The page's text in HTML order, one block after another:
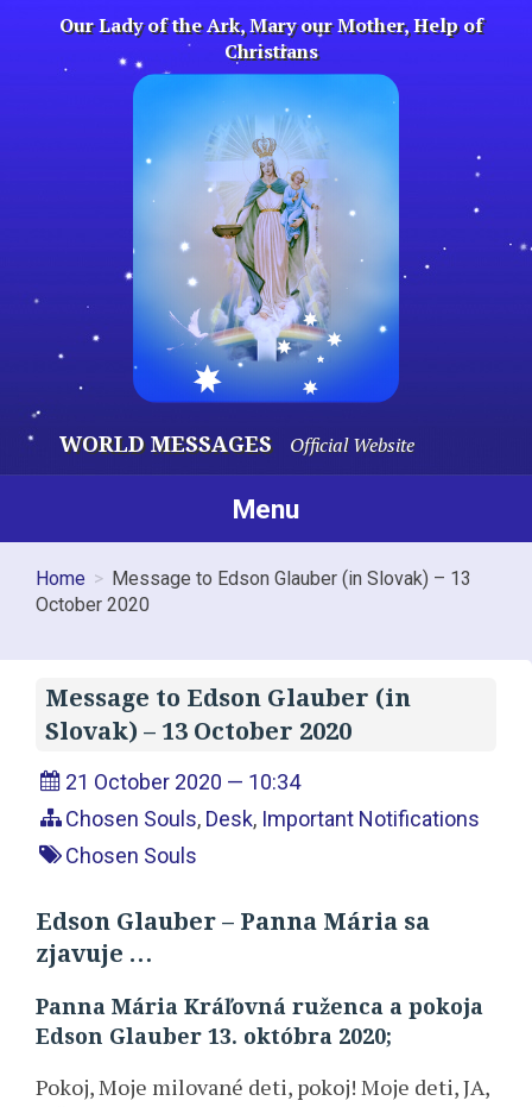
content
Our Lady of the Ark, Mary our Mother, Help of
Christians
WORLD MESSAGES Official Website
Menu
Home
Message to Edson Glauber (in Slovak) – 13
October 2020
Message to Edson Glauber (in
Slovak) – 13 October 2020
21 October 2020 — 10:34
Chosen Souls, Desk, Important Notifications
Chosen Souls
Edson Glauber – Panna Mária sa
zjavuje …
Panna Mária Kráľovná ruženca a pokoja
Edson Glauber 13. októbra 2020;
Pokoj, Moje milované deti, pokoj! Moje deti, JA,